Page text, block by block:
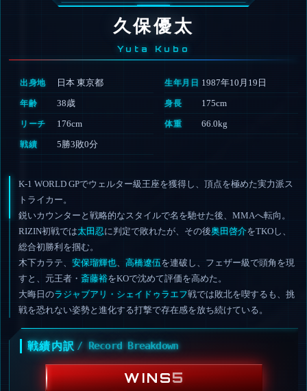
久保優太
Yuta Kubo
出身地 日本 東京都 生年月日 1987年10月19日
年齢 38歳 身長 175cm
リーチ 176cm 体重 66.0kg
戦績 5勝3敗0分
K-1 WORLD GPでウェルター級王座を獲得し、頂点を極めた実力派ス
トライカー。
鋭いカウンターと戦略的なスタイルで名を馳せた後、MMAへ転向。
RIZIN初戦では太田忍に判定で敗れたが、その後奥田啓介をTKOし、
総合初勝利を掴む。
木下カラテ、 安保瑠輝也、 高橋遼伍を連破し、フェザー級で頭角を現
すと、元王者・ 斎藤裕をKOで沈めて評価を高めた。
大晦日のラジャブアリ・シェイドゥラエフ戦では敗北を喫するも、挑
戦を恐れない姿勢と進化する打撃で存在感を放ち続けている。
戦績内訳 / Record Breakdown
WINS5